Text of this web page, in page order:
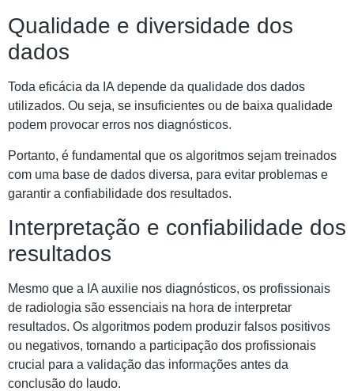
Qualidade e diversidade dos
dados
Toda eficácia da IA depende da qualidade dos dados
utilizados. Ou seja, se insuficientes ou de baixa qualidade
podem provocar erros nos diagnósticos.
Portanto, é fundamental que os algoritmos sejam treinados
com uma base de dados diversa, para evitar problemas e
garantir a confiabilidade dos resultados.
Interpretação e confiabilidade dos
resultados
Mesmo que a IA auxilie nos diagnósticos, os profissionais
de radiologia são essenciais na hora de interpretar
resultados. Os algoritmos podem produzir falsos positivos
ou negativos, tornando a participação dos profissionais
crucial para a validação das informações antes da
conclusão do laudo.